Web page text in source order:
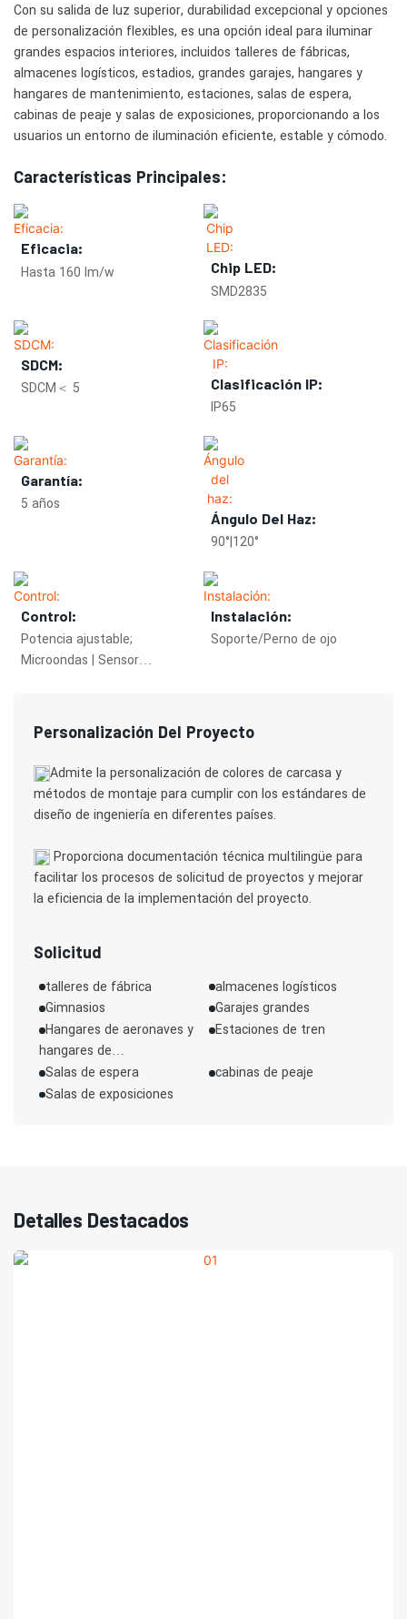
Con su salida de luz superior, durabilidad excepcional y opciones
de personalización flexibles, es una opción ideal para iluminar
grandes espacios interiores, incluidos talleres de fábricas,
almacenes logísticos, estadios, grandes garajes, hangares y
hangares de mantenimiento, estaciones, salas de espera,
cabinas de peaje y salas de exposiciones, proporcionando a los
usuarios un entorno de iluminación eficiente, estable y cómodo.
Características Principales:
Eficacia:
Hasta 160 lm/w Chip LED:
SMD2835
SDCM:
SDCM＜ 5 Clasificación IP:
IP65
Garantía:
5 años
Ángulo Del Haz:
90°|120°
Control:
Potencia ajustable;
Microondas | Sensor
Instalación:
Soporte/Perno de ojo
Personalización Del Proyecto
Admite la personalización de colores de carcasa y
métodos de montaje para cumplir con los estándares de
diseño de ingeniería en diferentes países.
Proporciona documentación técnica multilingüe para
facilitar los procesos de solicitud de proyectos y mejorar
la eficiencia de la implementación del proyecto.
Solicitud
talleres de fábrica
almacenes logísticos
Gimnasios
Garajes grandes
Hangares de aeronaves y
hangares de
mantenimiento
Estaciones de tren
Salas de espera
cabinas de peaje
Salas de exposiciones
Detalles Destacados